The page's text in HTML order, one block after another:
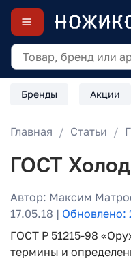
Бренды Акции
Главная Статьи
ГОСТ
Автор: Максим
17.05.18 | Обновлено:
ГОСТ Р 51215-98
термины и